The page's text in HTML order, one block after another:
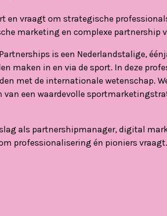
en vraagt om strategische
marketing en complexe partnership
is een Nederlandstalige,
maken in en via de sport. In deze
met de internationale wetenschap.
van een waardevolle
als partnershipmanager, digital
professionalisering én pioniers vraagt.